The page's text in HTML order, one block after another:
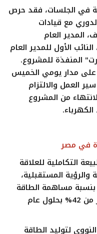
في الجلسات، فقد حرص
مع قيادات
، المدير العام
النائب الأول للمدير العام
المنفذة للمشروع.
على مدار يومي الخميس
العمل والالتزام
من المشروع
في مصر
التكاملية للعلاقة
المستقبلية،
مساهمة الطاقة
أكثر من 42% بحلول عام
لتوليد الطاقة